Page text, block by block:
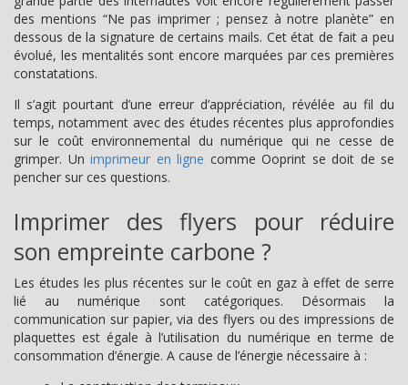
des mentions “Ne pas imprimer ; pensez à notre planète” en
dessous de la signature de certains mails. Cet état de fait a peu
évolué, les mentalités sont encore marquées par ces premières
constatations.
Il s’agit pourtant d’une erreur d’appréciation, révélée au fil du
temps, notamment avec des études récentes plus approfondies
sur le coût environnemental du numérique qui ne cesse de
grimper. Un imprimeur en ligne comme Ooprint se doit de se
pencher sur ces questions.
Imprimer des flyers pour réduire
son empreinte carbone ?
Les études les plus récentes sur le coût en gaz à effet de serre
lié au numérique sont catégoriques. Désormais la
communication sur papier, via des flyers ou des impressions de
plaquettes est égale à l’utilisation du numérique en terme de
consommation d’énergie. A cause de l’énergie nécessaire à :